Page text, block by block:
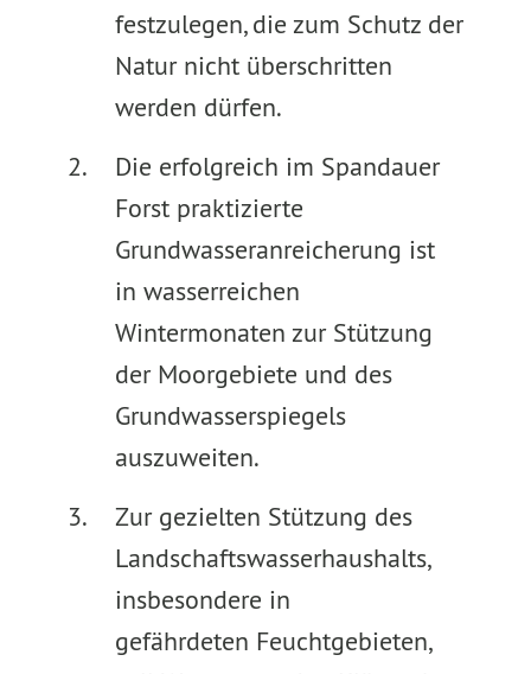
festzulegen, die zum Schutz der
Natur nicht überschritten
werden dürfen.
Die erfolgreich im Spandauer
Forst praktizierte
Grundwasseranreicherung ist
in wasserreichen
Wintermonaten zur Stützung
der Moorgebiete und des
Grundwasserspiegels
auszuweiten.
Zur gezielten Stützung des
Landschaftswasserhaushalts,
insbesondere in
gefährdeten Feuchtgebieten,